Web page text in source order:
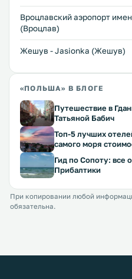
Вроцлавский аэропорт
(Вроцлав)
Жешув - Jasionka (Жешув)
«ПОЛЬША» В БЛОГЕ
Путешествие в
Татьяной Бабич
Топ-5 лучших
самого моря
Гид по Сопоту: все
Прибалтики
При копировании любой
обязательна.